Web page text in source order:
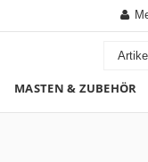
MASTEN & ZUBEHÖR